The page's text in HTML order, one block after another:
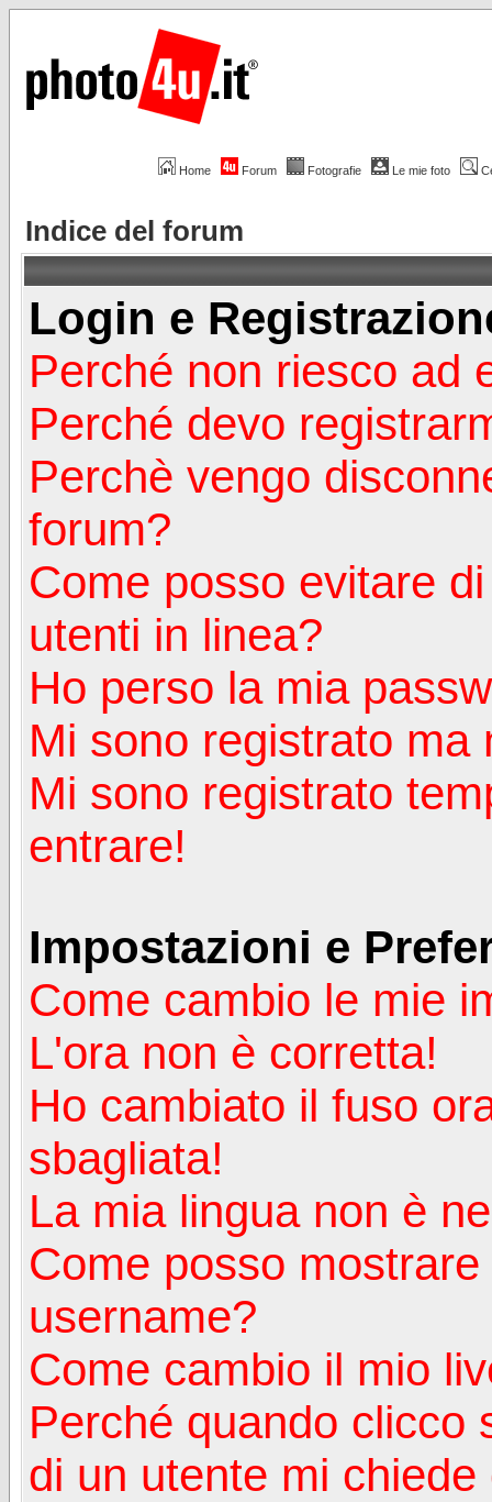
Home Forum Fotografie Le mie foto
Indice del forum
Login e
Perché non riesco ad
Perché devo
Perchè vengo
forum?
Come posso evitare
utenti in linea?
Ho perso la mia
Mi sono registrato ma
Mi sono registrato
entrare!
Impostazioni e
Come cambio le mie
L'ora non è corretta!
Ho cambiato il fuso
sbagliata!
La mia lingua non è
Come posso
username?
Come cambio il mio
Perché quando clicco
di un utente mi